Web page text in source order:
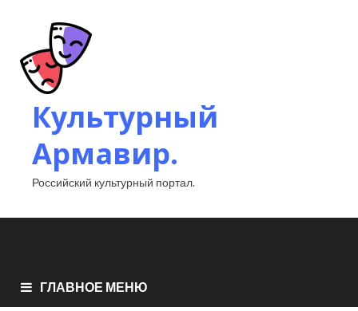
Культурный
Армавир.
Российский культурный портал.
ГЛАВНОЕ МЕНЮ